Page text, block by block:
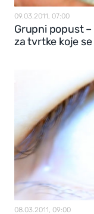
09.03.2011, 07:00
Grupni popust
za tvrtke koje
08.03.2011, 09:00